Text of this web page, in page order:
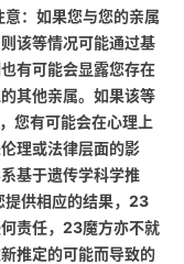
：如果您与您的亲属
该等情况可能通过基
有可能会显露您存在
其他亲属。如果该等
您有可能会在心理上
理或法律层面的影
基于遗传学科学推
供相应的结果，23
责任，23魔方亦不就
推定的可能而导致的